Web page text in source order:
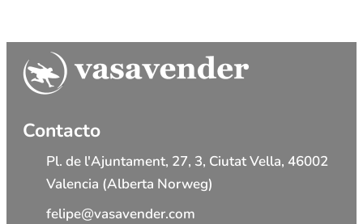
Contacto
Pl. de l'Ajuntament, 27, 3, Ciutat Vella, 46002
Valencia (Alberta Norweg)
felipe@vasavender.com